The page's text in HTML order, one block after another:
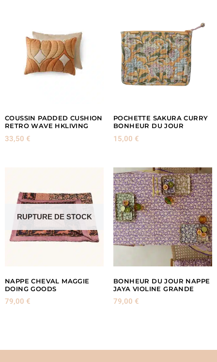
COUSSIN PADDED CUSHION
RETRO WAVE HKLIVING
33,50 €
POCHETTE SAKURA CURRY
BONHEUR DU JOUR
15,00 €
RUPTURE DE STOCK
NAPPE CHEVAL MAGGIE
DOING GOODS
79,00 €
BONHEUR DU JOUR NAPPE
JAYA VIOLINE GRANDE
79,00 €